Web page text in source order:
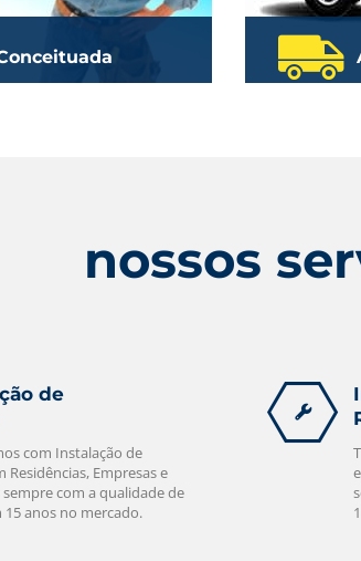
nossos
de
com Instalação de
Residências, Empresas e
com a qualidade de
anos no mercado.